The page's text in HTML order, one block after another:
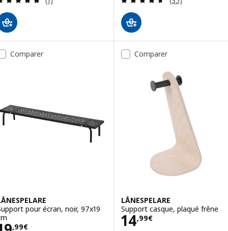
Comparer
pour écran, noir, 97x19
,99€
Comparer
LÅNESPELARE
Support casque, plaqué frêne
14,99€
Prix 14,99€